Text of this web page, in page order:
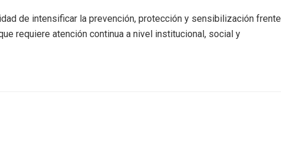
de intensificar la prevención, protección y sensibilización frente
requiere atención continua a nivel institucional, social y